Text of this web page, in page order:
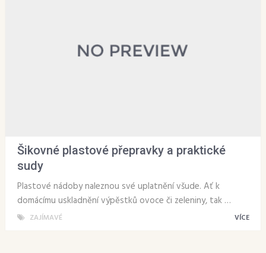
Šikovné plastové přepravky a praktické
sudy
Plastové nádoby naleznou své uplatnění všude. Ať k
domácímu uskladnění výpěstků ovoce či zeleniny, tak …
ZAJÍMAVÉ VÍCE